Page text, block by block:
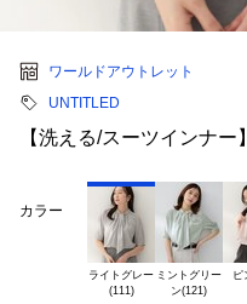
ワールドアウトレット
UNTITLED
【洗える/スーツインナ
カラー
ライトグレー
(111)
ミントグリー
ピ